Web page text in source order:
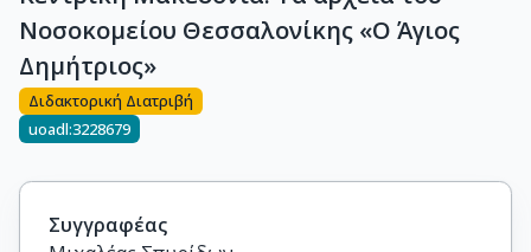
Νοσοκομείου Θεσσαλονίκης «Ο Άγιος
Δημήτριος»
Διδακτορική Διατριβή
uoadl:3228679
Συγγραφέας